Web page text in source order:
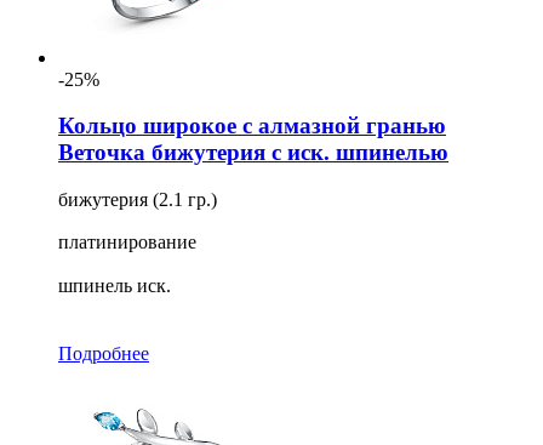
-25%
Кольцо широкое с алмазной гранью
Веточка бижутерия с иск. шпинелью
бижутерия (2.1 гр.)
платинирование
шпинель иск.
Подробнее